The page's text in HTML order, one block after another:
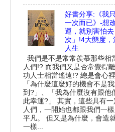
好書分享:《我
一次而已》-想
運，就別害怕
次」!4大態度，
人生
我們是不是常常羨慕那些相
人們!? 而我們又是否常覺得
功人士相當遙遠!? 總是會心裡
「為什麼這麼好的機會不是
到?」、「我為什麼沒有跟他
此幸運?」 其實，這些具有一
人們，一開始也都跟我們一
平凡。 但又是為什麼，會造
一樣...